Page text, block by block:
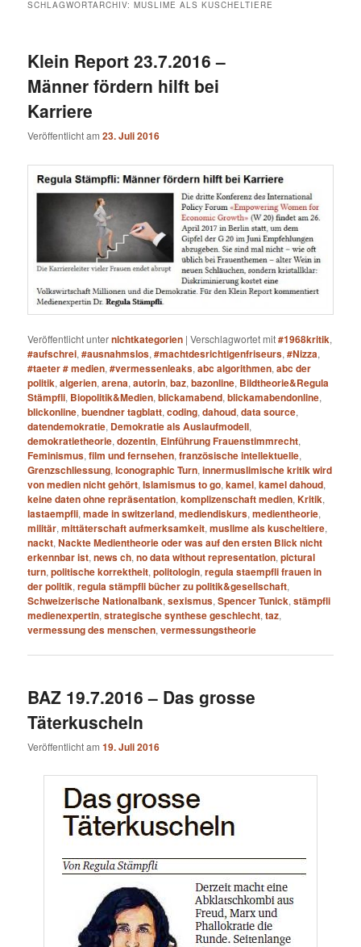
SCHLAGWORTARCHIV:MUSLIME ALS KUSCHELTIERE
Klein Report 23.7.2016 –
Männer fördern hilft bei
Karriere
Veröffentlicht am23. Juli 2016
Veröffentlicht unternichtkategorien |Verschlagwortet mit#1968kritik,
#aufschrei,#ausnahmslos,#machtdesrichtigenfriseurs,#Nizza,
#taeter # medien,#vermessenleaks,abc algorithmen,abc der
politik,algerien,arena,autorin,baz,bazonline, Bildtheorie&Regula
Stämpfli, Biopolitik&Medien,blickamabend,blickamabendonline,
blickonline,buendner tagblatt,coding,dahoud,data source,
datendemokratie, Demokratie als Auslaufmodell,
demokratietheorie,dozentin, Einführung Frauenstimmrecht,
Feminismus,film und fernsehen,französische intellektuelle,
Grenzschliessung,Iconographic Turn,innermuslimische kritik wird
von medien nicht gehört,Islamismus to go,kamel,kamel dahoud,
keine daten ohne repräsentation,komplizenschaft medien,Kritik,
lastaempfli,made in switzerland,mediendiskurs,medientheorie,
militär,mittäterschaft aufmerksamkeit,muslime als kuscheltiere,
nackt,Nackte Medientheorie oder was auf den ersten Blick nicht
erkennbar ist,news ch,no data without representation,pictural
turn,politische korrektheit,politologin,regula staempfli frauen in
der politik,regula stämpfli bücher zu politik&gesellschaft,
Schweizerische Nationalbank,sexismus,Spencer Tunick,stämpfli
medienexpertin,strategische synthese geschlecht,taz,
vermessung des menschen,vermessungstheorie
BAZ 19.7.2016 – Das grosse
Täterkuscheln
Veröffentlicht am19. Juli 2016